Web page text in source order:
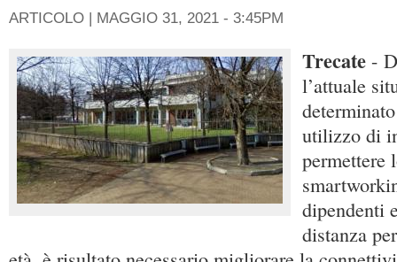
ARTICOLO | MAGGIO 31, 2021 - 3:45PM
Trecate -
l’attuale
utilizzo di
permettere
dipendenti
distanza